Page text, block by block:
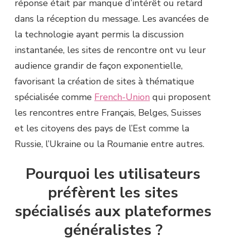
réponse était par manque d’intérêt ou retard
dans la réception du message. Les avancées de
la technologie ayant permis la discussion
instantanée, les sites de rencontre ont vu leur
audience grandir de façon exponentielle,
favorisant la création de sites à thématique
spécialisée comme French-Union qui proposent
les rencontres entre Français, Belges, Suisses
et les citoyens des pays de l’Est comme la
Russie, l’Ukraine ou la Roumanie entre autres.
Pourquoi les utilisateurs
préfèrent les sites
spécialisés aux plateformes
généralistes ?